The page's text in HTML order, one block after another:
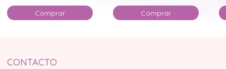
Comprar Comprar
CONTACTO